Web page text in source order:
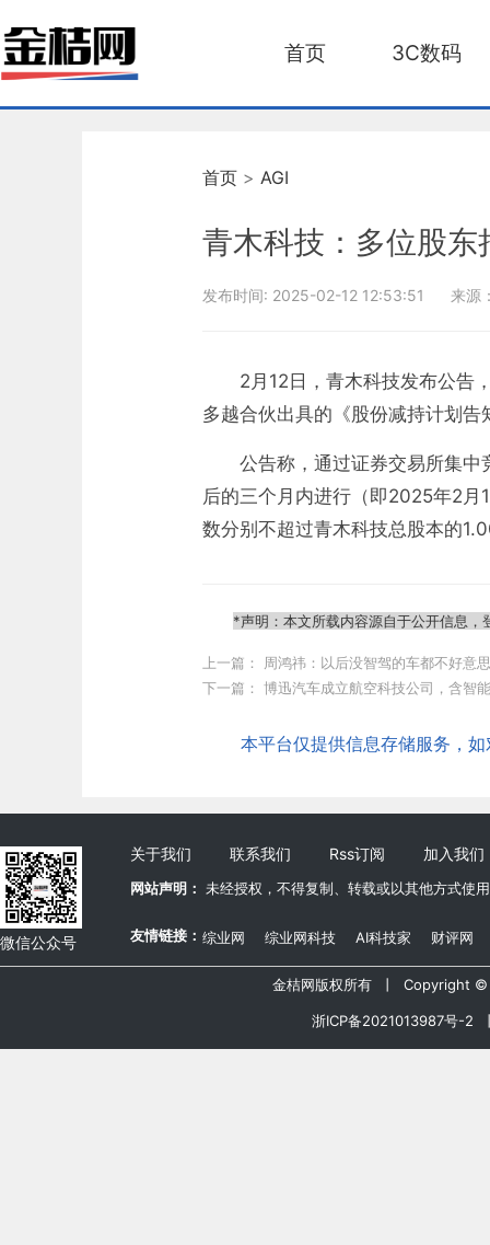
首页 3C数码
首页 > AGI
青木科技：多位股
发布时间: 2025-02-12 12:53:51 来源
2月12日，青木科技发布公告
多越合伙出具的《股份减持计划
公告称，通过证券交易所集
后的三个月内进行（即2025年2
数分别不超过青木科技总股本的
*声明：本文所载内容源自于公开信息
上一篇：
周鸿祎：以后没智驾的车都不好意
下一篇： 博迅汽车成立航空科技公司，含智
本平台仅提供信息存储服务，
微信公众号
关于我们 联系我们 Rss订阅 加入我们
网站声明： 未经授权，不得复制、转载或以其他方式使
友情链接： 综业网 综业网科技 AI科技家 财评网
金桔网版权所有 丨 Copyright ©
浙ICP备2021013987号-2